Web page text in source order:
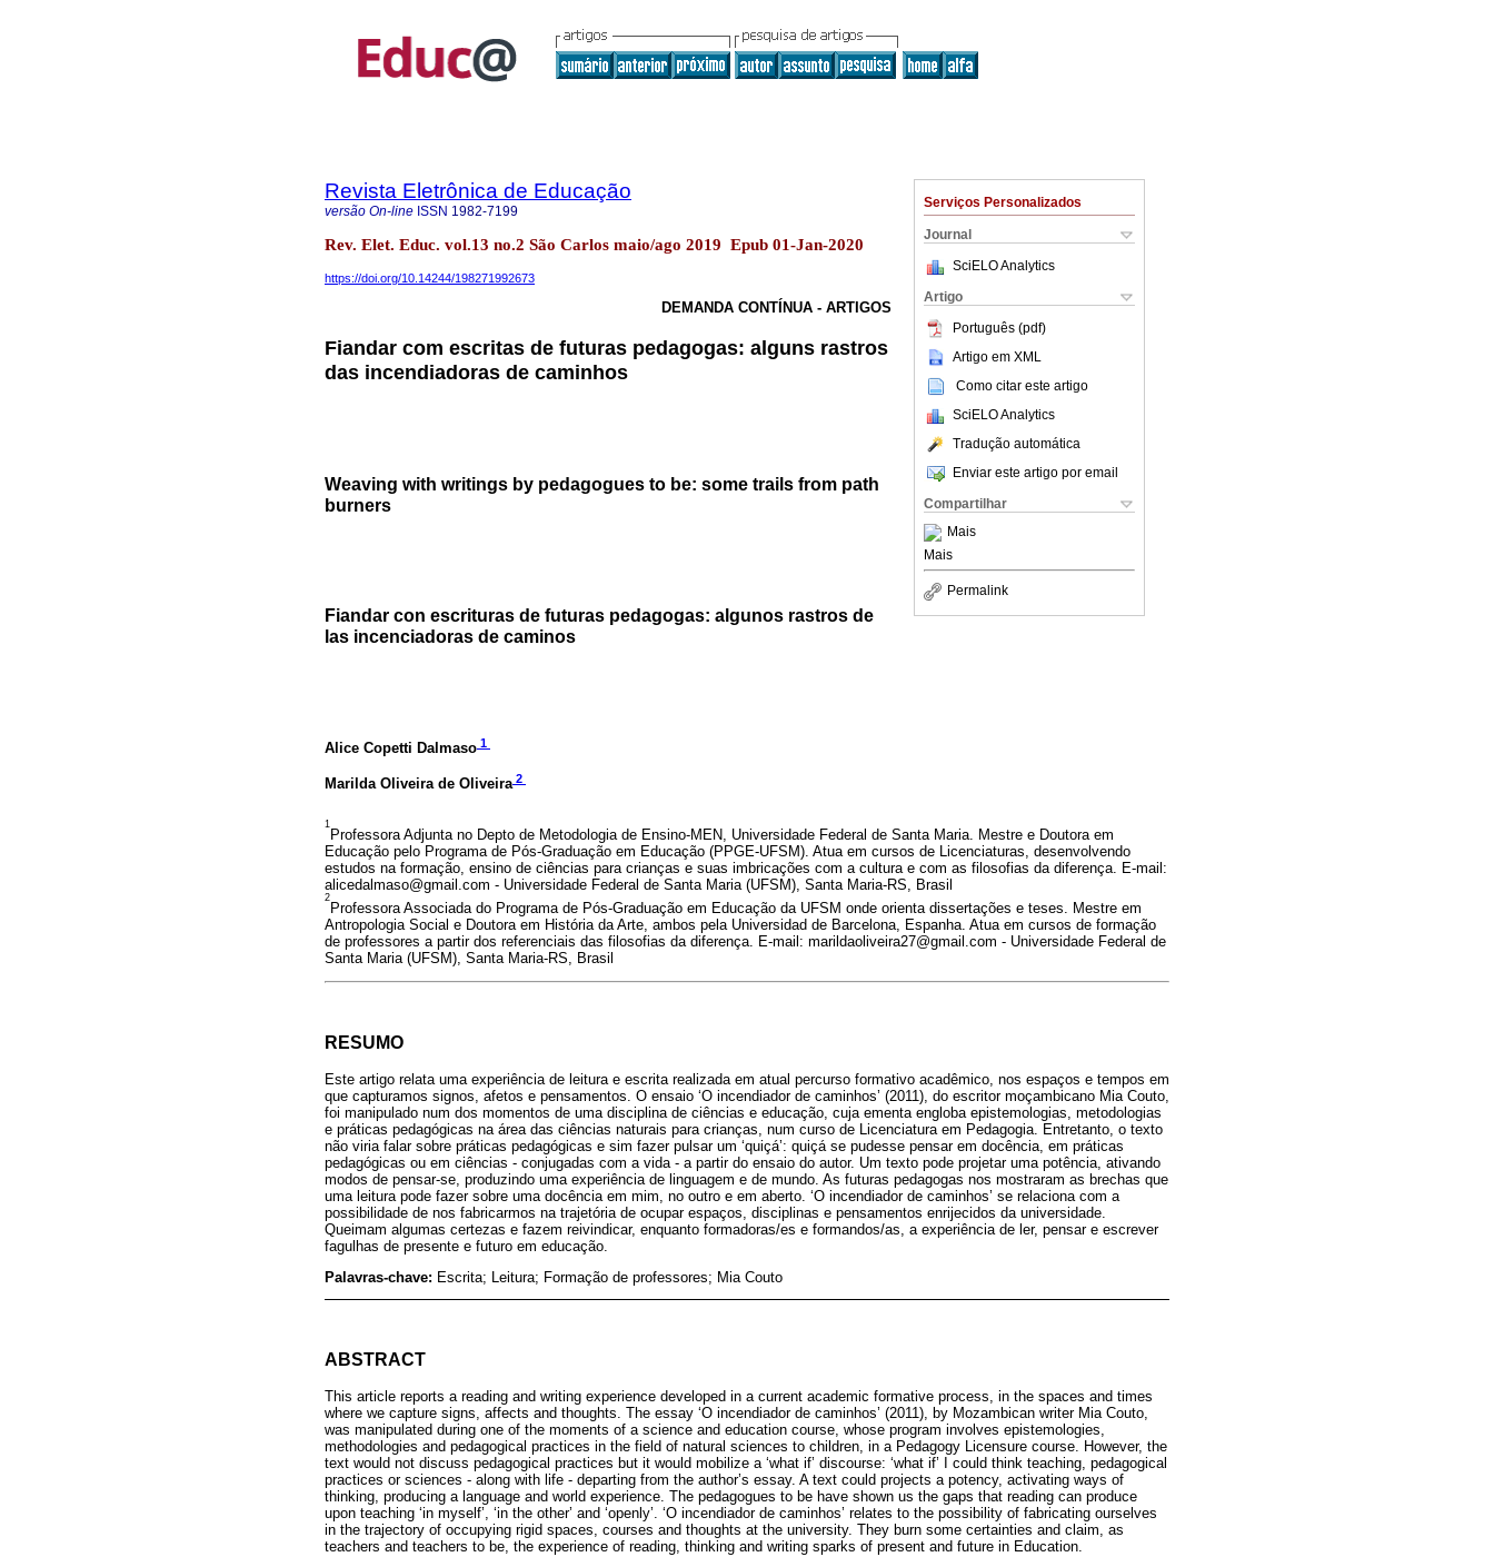
Serviços Personalizados
Journal
SciELO Analytics
Artigo
Português (pdf)
Artigo em XML
Como citar este artigo
SciELO Analytics
Tradução automática
Enviar este artigo por email
Compartilhar
Mais
Mais
Permalink
Revista Eletrônica de Educação
versão On-line ISSN 1982-7199
Rev. Elet. Educ. vol.13 no.2 São Carlos maio/ago 2019 Epub 01-Jan-2020
https://doi.org/10.14244/198271992673
DEMANDA CONTÍNUA - ARTIGOS
Fiandar com escritas de futuras pedagogas: alguns rastros
das incendiadoras de caminhos
Weaving with writings by pedagogues to be: some trails from path
burners
Fiandar con escrituras de futuras pedagogas: algunos rastros de
las incenciadoras de caminos
Alice Copetti Dalmaso 1
Marilda Oliveira de Oliveira 2
1
Professora Adjunta no Depto de Metodologia de Ensino-MEN, Universidade Federal de Santa Maria. Mestre e Doutora em
Educação pelo Programa de Pós-Graduação em Educação (PPGE-UFSM). Atua em cursos de Licenciaturas, desenvolvendo
estudos na formação, ensino de ciências para crianças e suas imbricações com a cultura e com as filosofias da diferença. E-mail:
alicedalmaso@gmail.com - Universidade Federal de Santa Maria (UFSM), Santa Maria-RS, Brasil
2
Professora Associada do Programa de Pós-Graduação em Educação da UFSM onde orienta dissertações e teses. Mestre em
Antropologia Social e Doutora em História da Arte, ambos pela Universidad de Barcelona, Espanha. Atua em cursos de formação
de professores a partir dos referenciais das filosofias da diferença. E-mail: marildaoliveira27@gmail.com - Universidade Federal de
Santa Maria (UFSM), Santa Maria-RS, Brasil
RESUMO
Este artigo relata uma experiência de leitura e escrita realizada em atual percurso formativo acadêmico, nos espaços e tempos em
que capturamos signos, afetos e pensamentos. O ensaio ‘O incendiador de caminhos’ (2011), do escritor moçambicano Mia Couto,
foi manipulado num dos momentos de uma disciplina de ciências e educação, cuja ementa engloba epistemologias, metodologias
e práticas pedagógicas na área das ciências naturais para crianças, num curso de Licenciatura em Pedagogia. Entretanto, o texto
não viria falar sobre práticas pedagógicas e sim fazer pulsar um ‘quiçá’: quiçá se pudesse pensar em docência, em práticas
pedagógicas ou em ciências - conjugadas com a vida - a partir do ensaio do autor. Um texto pode projetar uma potência, ativando
modos de pensar-se, produzindo uma experiência de linguagem e de mundo. As futuras pedagogas nos mostraram as brechas que
uma leitura pode fazer sobre uma docência em mim, no outro e em aberto. ‘O incendiador de caminhos’ se relaciona com a
possibilidade de nos fabricarmos na trajetória de ocupar espaços, disciplinas e pensamentos enrijecidos da universidade.
Queimam algumas certezas e fazem reivindicar, enquanto formadoras/es e formandos/as, a experiência de ler, pensar e escrever
fagulhas de presente e futuro em educação.
Palavras-chave: Escrita; Leitura; Formação de professores; Mia Couto
ABSTRACT
This article reports a reading and writing experience developed in a current academic formative process, in the spaces and times
where we capture signs, affects and thoughts. The essay ‘O incendiador de caminhos’ (2011), by Mozambican writer Mia Couto,
was manipulated during one of the moments of a science and education course, whose program involves epistemologies,
methodologies and pedagogical practices in the field of natural sciences to children, in a Pedagogy Licensure course. However, the
text would not discuss pedagogical practices but it would mobilize a ‘what if’ discourse: ‘what if’ I could think teaching, pedagogical
practices or sciences - along with life - departing from the author’s essay. A text could projects a potency, activating ways of
thinking, producing a language and world experience. The pedagogues to be have shown us the gaps that reading can produce
upon teaching ‘in myself’, ‘in the other’ and ‘openly’. ‘O incendiador de caminhos’ relates to the possibility of fabricating ourselves
in the trajectory of occupying rigid spaces, courses and thoughts at the university. They burn some certainties and claim, as
teachers and teachers to be, the experience of reading, thinking and writing sparks of present and future in Education.